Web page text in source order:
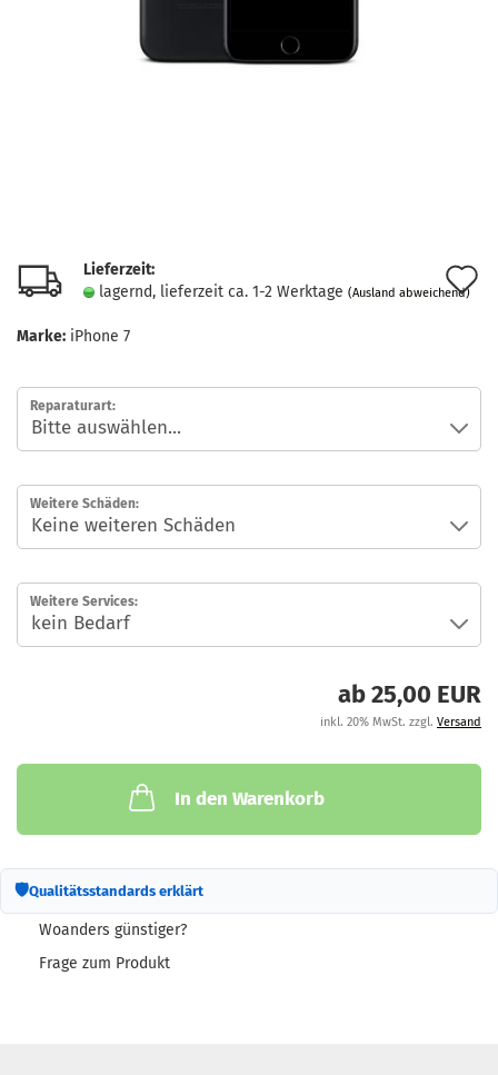
Lieferzeit:
lagernd, lieferzeit ca. 1-2 Werktage (Ausland abweichend)
Marke: iPhone 7
Reparaturart:
Weitere Schäden:
Weitere Services:
ab 25,00 EUR
inkl. 20% MwSt. zzgl. Versand
In den Warenkorb
🛡Qualitätsstandards erklärt
Woanders günstiger?
Frage zum Produkt